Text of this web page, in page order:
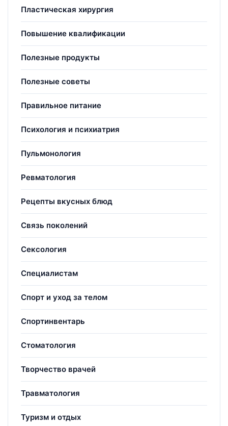
Пластическая хирургия
Повышение квалификации
Полезные продукты
Полезные советы
Правильное питание
Психология и психиатрия
Пульмонология
Ревматология
Рецепты вкусных блюд
Связь поколений
Сексология
Специалистам
Спорт и уход за телом
Спортинвентарь
Стоматология
Творчество врачей
Травматология
Туризм и отдых